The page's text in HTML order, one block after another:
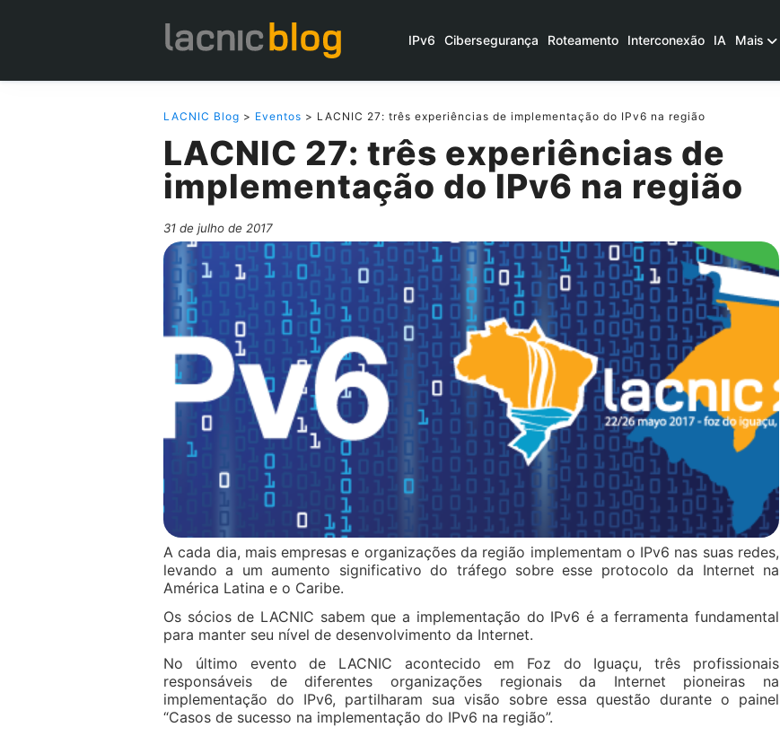
IPv6 Cibersegurança Roteamento Interconexão IA Mais
LACNIC Blog > Eventos > LACNIC 27: três experiências de implementação do IPv6 na região
LACNIC 27: três experiências de
implementação do IPv6 na região
31 de julho de 2017
A cada dia, mais empresas e organizações da região implementam o IPv6 nas suas redes,
levando a um aumento significativo do tráfego sobre esse protocolo da Internet na
América Latina e o Caribe.
Os sócios de LACNIC sabem que a implementação do IPv6 é a ferramenta fundamental
para manter seu nível de desenvolvimento da Internet.
No último evento de LACNIC acontecido em Foz do Iguaçu, três profissionais
responsáveis de diferentes organizações regionais da Internet pioneiras na
implementação do IPv6, partilharam sua visão sobre essa questão durante o painel
“Casos de sucesso na implementação do IPv6 na região”.